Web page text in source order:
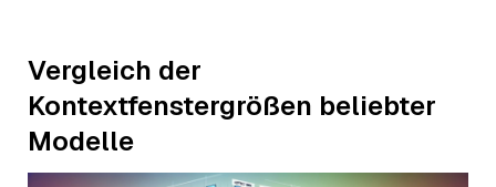
Vergleich der
Kontextfenstergrößen beliebter
Modelle